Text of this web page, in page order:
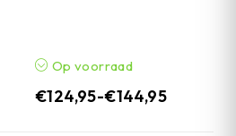
Op voorraad
€124,95-€144,95